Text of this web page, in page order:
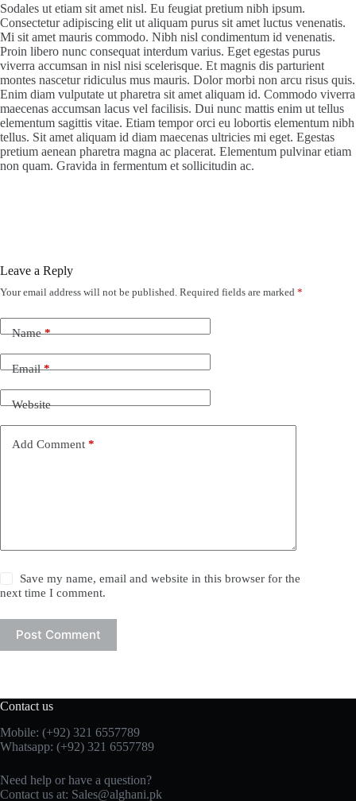
Sodales ut etiam sit amet nisl. Eu feugiat pretium nibh ipsum.
Consectetur adipiscing elit ut aliquam purus sit amet luctus venenatis.
Mi sit amet mauris commodo. Nibh nisl condimentum id venenatis.
Proin libero nunc consequat interdum varius. Eget egestas purus
viverra accumsan in nisl nisi scelerisque. Et magnis dis parturient
montes nascetur ridiculus mus mauris. Dolor morbi non arcu risus quis.
Enim diam vulputate ut pharetra sit amet aliquam id. Commodo viverra
maecenas accumsan lacus vel facilisis. Dui nunc mattis enim ut tellus
elementum sagittis vitae. Etiam tempor orci eu lobortis elementum nibh
tellus. Sit amet aliquam id diam maecenas ultricies mi eget. Egestas
pretium aenean pharetra magna ac placerat. Elementum pulvinar etiam
non quam. Gravida in fermentum et sollicitudin ac.
Leave a Reply
Your email address will not be published. Required fields are marked *
Name*
Email*
Website
Add Comment *
Save my name, email and website in this browser for the
next time I comment.
Post Comment
Contact us
Mobile: (+92) 321 6557789
Whatsapp: (+92) 321 6557789
Need help or have a question?
Contact us at: Sales@alghani.pk